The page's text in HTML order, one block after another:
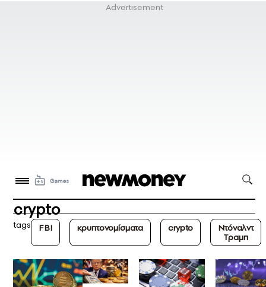
crypto
tags FBI κρυπτονομίσματα crypto
Ντόναλντ
Τραμπ